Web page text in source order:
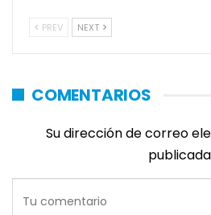
PREV NEXT
COMENTARIOS
Su dirección de correo